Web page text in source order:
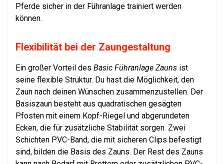
Pferde sicher in der Führanlage trainiert werden
können.
Flexibilität bei der Zaungestaltung
Ein großer Vorteil des Basic Führanlage Zauns ist
seine flexible Struktur. Du hast die Möglichkeit, den
Zaun nach deinen Wünschen zusammenzustellen. Der
Basiszaun besteht aus quadratischen gesägten
Pfosten mit einem Kopf-Riegel und abgerundeten
Ecken, die für zusätzliche Stabilität sorgen. Zwei
Schichten PVC-Band, die mit sicheren Clips befestigt
sind, bilden die Basis des Zauns. Der Rest des Zauns